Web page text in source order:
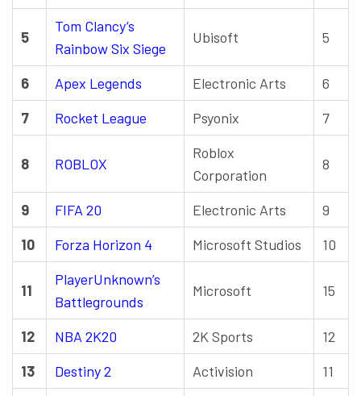
5
Tom Clancy’s
Rainbow Six Siege
Ubisoft 5
6 Apex Legends Electronic Arts
6
7
Rocket League Psyonix 7
8 ROBLOX
Roblox
Corporation
8
9 FIFA 20 Electronic Arts
9
10
Forza Horizon 4 Microsoft Studios 10
11
PlayerUnknown’s
Battlegrounds
Microsoft 15
12 NBA 2K20 2K Sports
12
13
Destiny 2 Activision 11